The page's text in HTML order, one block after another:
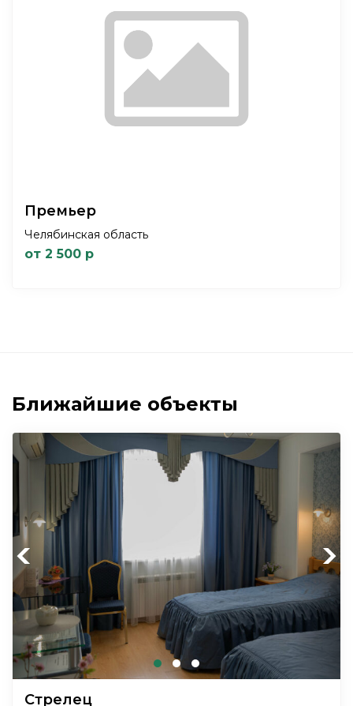
Премьер
Челябинская область
от 2 500 р
Ближайшие объекты
Previous Next
Стрелец